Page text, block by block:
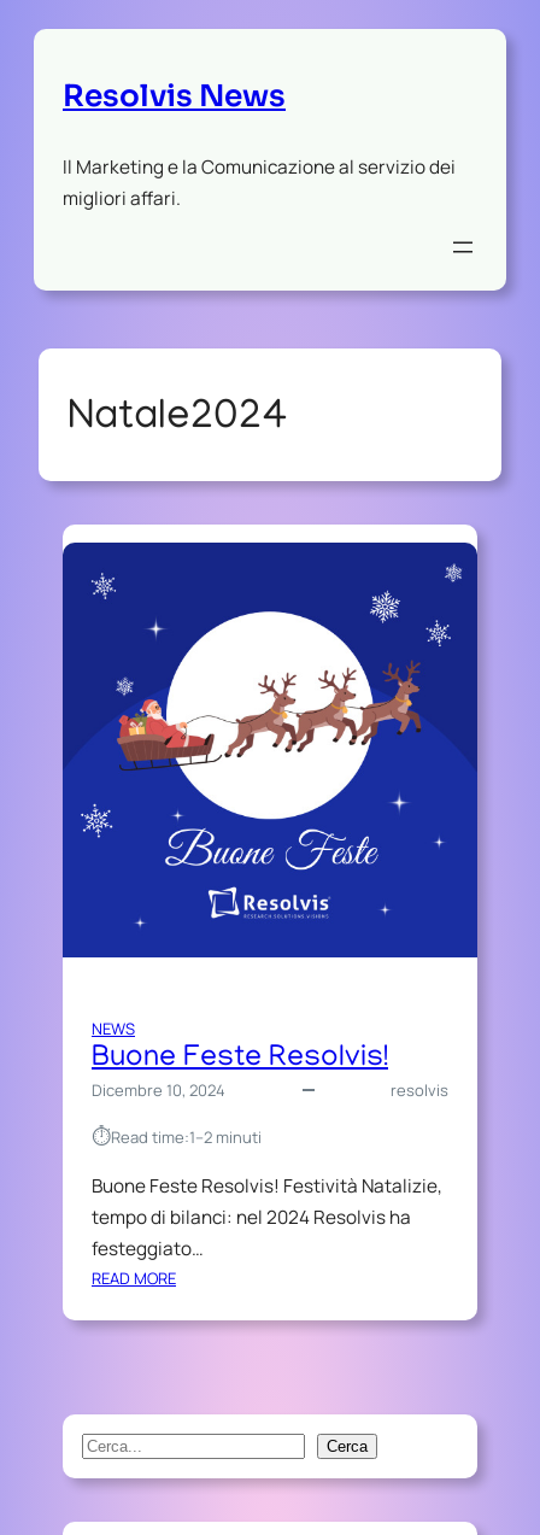
Resolvis News
Il Marketing e la Comunicazione al servizio dei
migliori affari.
Natale2024
NEWS
Buone Feste Resolvis!
Dicembre 10, 2024 resolvis
⏱︎Read time:1–2 minuti
Buone Feste Resolvis! Festività Natalizie,
tempo di bilanci: nel 2024 Resolvis ha
festeggiato…
READ MORE:
U
E
F
E
S
S
e
Cerca